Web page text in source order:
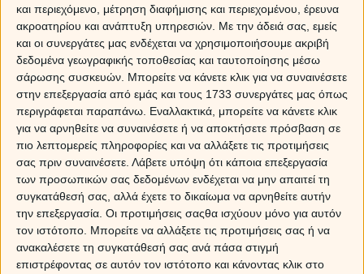
και περιεχόμενο, μέτρηση διαφήμισης και περιεχομένου, έρευνα
ακροατηρίου και ανάπτυξη υπηρεσιών. Με την άδειά σας, εμείς
και οι συνεργάτες μας ενδέχεται να χρησιμοποιήσουμε ακριβή
δεδομένα γεωγραφικής τοποθεσίας και ταυτοποίησης μέσω
σάρωσης συσκευών. Μπορείτε να κάνετε κλικ για να συναινέσετε
στην επεξεργασία από εμάς και τους 1733 συνεργάτες μας όπως
περιγράφεται παραπάνω. Εναλλακτικά, μπορείτε να κάνετε κλικ
για να αρνηθείτε να συναινέσετε ή να αποκτήσετε πρόσβαση σε
πιο λεπτομερείς πληροφορίες και να αλλάξετε τις προτιμήσεις
σας πριν συναινέσετε. Λάβετε υπόψη ότι κάποια επεξεργασία
των προσωπικών σας δεδομένων ενδέχεται να μην απαιτεί τη
συγκατάθεσή σας, αλλά έχετε το δικαίωμα να αρνηθείτε αυτήν
την επεξεργασία. Οι προτιμήσεις σαςθα ισχύουν μόνο για αυτόν
τον ιστότοπο. Μπορείτε να αλλάξετε τις προτιμήσεις σας ή να
ανακαλέσετε τη συγκατάθεσή σας ανά πάσα στιγμή
επιστρέφοντας σε αυτόν τον ιστότοπο και κάνοντας κλικ στο
Δείτε την τηλεοπτική εκπομπή μας για τον Άρη και
πώς μας επηρεάζει η θέση του στα 12 ζώδια, από
την Μαρία Σύλλα. Δείτεστον
προσωπικόαστρολογικό χάρτη σας, το ζώδιο στο
οποίο βρίσκεται ο Άρης σας.